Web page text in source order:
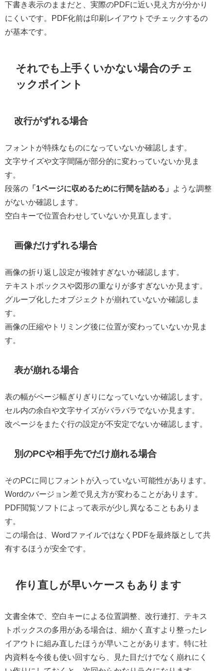
下書き表示のままだと、実際のPDFに近い見え方が分かり
にくいです。PDF化前は印刷レイアウトでチェックするの
が基本です。
それでも上手くいかない場合のチェ
ックポイント
改行がずれる場合
フォントが特殊なものになっていないか確認します。
文字サイズや文字間隔が部分的に変わっていないか見ま
す。
段落の 「1ページに収めるために行間を詰める」
ような調整
がないか確認します。
空白キーで位置合わせしていないか見直します。
画像だけずれる場合
画像の折り返し設定が複雑すぎないか確認します。
テキストボックスや図形の重なりが多すぎないか見ます。
グループ化したオブジェクトが崩れていないか確認しま
す。
画像の圧縮やトリミング後に位置が変わっていないか見ま
す。
表が崩れる場合
表の幅がページ幅ぎりぎりになっていないか確認します。
セル内の余白や文字サイズがバラバラでないか見ます。
改ページをまたぐ行の設定が不安定でないか確認します。
別のPCや相手先でだけ崩れる場合
そのPCに同じフォントが入っていない可能性があります。
Wordのバージョン差で見え方が変わることがあります。
PDF閲覧ソフトによって表示が少し異なることもありま
す。
この場合は、WordファイルではなくPDFを最終版として共
有するほうが安全です。
作り直しが早いケースもあります
文書全体で、空白キーによる位置調整、改行連打、テキス
トボックスの多用がある場合は、細かく直すより整ったレ
イアウトに組み直したほうが早いことがあります。特に社
内資料を今後も使い回すなら、見た目だけでなく崩れにく